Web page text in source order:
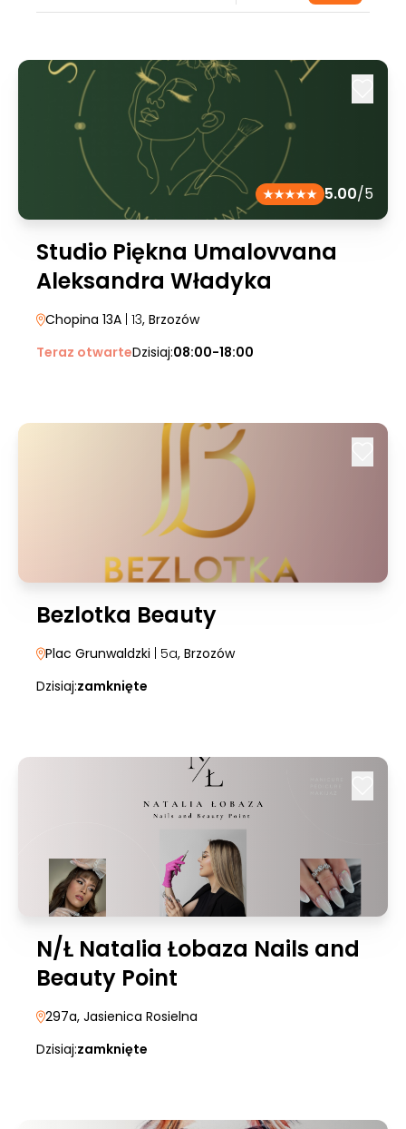
5.00/5
Studio Piękna Umalovvana
Aleksandra Władyka
Chopina 13A | 13, Brzozów
Teraz otwarteDzisiaj:08:00-18:00
Bezlotka Beauty
Plac Grunwaldzki | 5a, Brzozów
Dzisiaj:zamknięte
N/Ł Natalia Łobaza Nails and
Beauty Point
297a, Jasienica Rosielna
Dzisiaj:zamknięte